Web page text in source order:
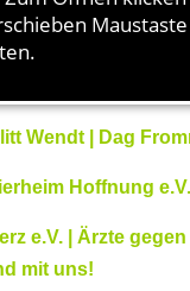
Fachvorträge
Herbst 2026
Wendt | Dag
Hoffnung e.V. |
e.V. | Ärzte
mit uns!